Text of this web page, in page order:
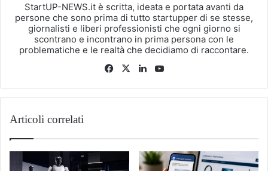
StartUP-NEWS.it è scritta, ideata e portata avanti da
persone che sono prima di tutto startupper di se stesse,
giornalisti e liberi professionisti che ogni giorno si
scontrano e incontrano in prima persona con le
problematiche e le realtà che decidiamo di raccontare.
Facebook
X LinkedIn
Articoli correlati